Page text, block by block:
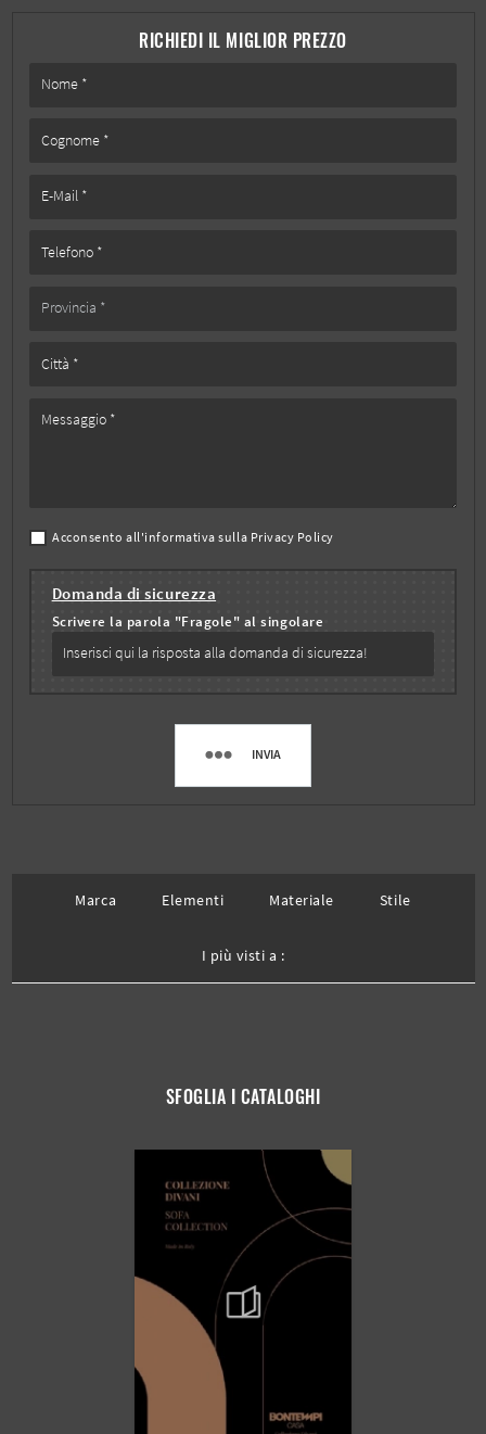
RICHIEDI IL MIGLIOR PREZZO
Acconsento all'informativa sulla Privacy Policy
Domanda di sicurezza
Scrivere la parola "Fragole" al singolare
INVIA
Marca Elementi Materiale Stile
I più visti a :
SFOGLIA I CATALOGHI